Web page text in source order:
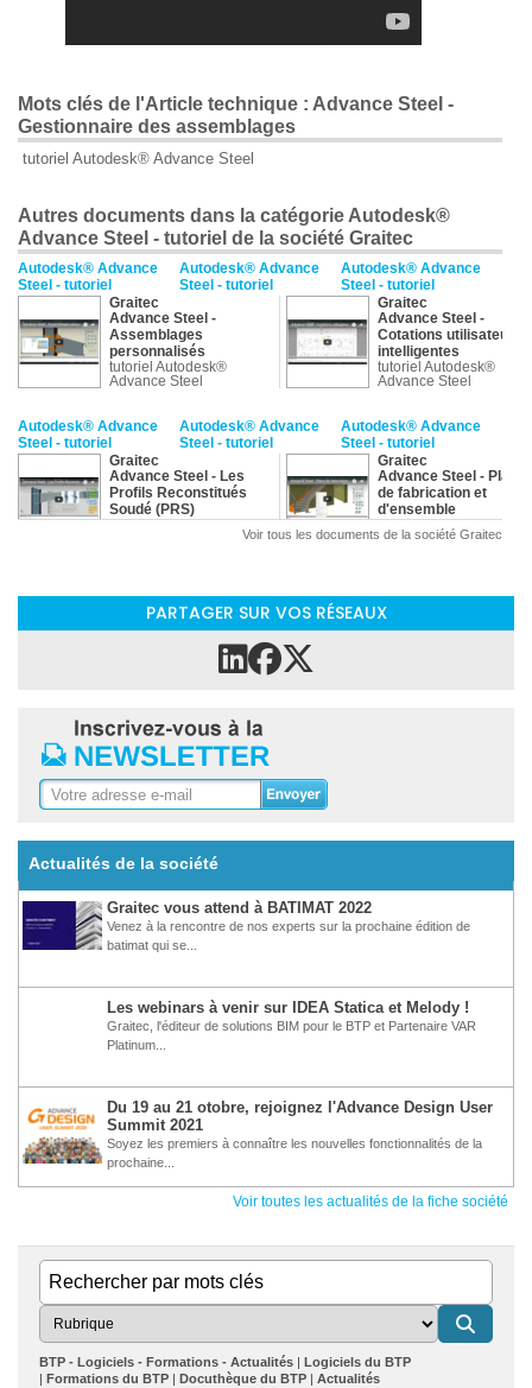
Mots clés de l'Article technique : Advance Steel -
Gestionnaire des assemblages
tutoriel Autodesk® Advance Steel
Autres documents dans la catégorie Autodesk®
Advance Steel - tutoriel de la société Graitec
Autodesk® Advance
Steel - tutoriel
Autodesk® Advance
Steel - tutoriel
Autodesk® Advance
Steel - tutoriel
Graitec
Advance Steel -
Assemblages
personnalisés
tutoriel Autodesk®
Advance Steel
Graitec
Advance Steel -
Cotations utilisateur
intelligentes
tutoriel Autodesk®
Advance Steel
Autodesk® Advance
Steel - tutoriel
Autodesk® Advance
Steel - tutoriel
Autodesk® Advance
Steel - tutoriel
Graitec
Advance Steel - Les
Profils Reconstitués
Soudé (PRS)
tutoriel Autodesk®
Graitec
Advance Steel - Plans
de fabrication et
d'ensemble
tutoriel Autodesk®
Advance Steel
Autodesk® Advance
Steel - tutoriel
Autodesk® Advance
Steel - tutoriel
Autodesk® Advance
Steel - tutoriel
Charpentes métalliques
Autodesk® Advance
Steel - tutoriel
Autodesk® Advance
Steel - tutoriel
Autodesk® Advance
Gestion des formats
papier et échelles dans
les process
tutoriel Autodesk®
Advance Steel
Paramétrage des
repérage automatique
Autodesk® Advance
Steel - tutoriel
Autodesk® Advance
Steel - tutoriel
Graitec
Synchronisation d'un
avec Advance Design
tutoriel Autodesk®
Advance Steel
Graitec
ADVANCE STEEL
tutoriel Autodesk®
Advance Steel
Voir tous les documents de la société Graitec
PARTAGER SUR VOS RÉSEAUX
Actualités de la société
Graitec vous attend à BATIMAT 2022
Venez à la rencontre de nos experts sur la prochaine édition de
batimat qui se...
Les webinars à venir sur IDEA Statica et Melody !
Graitec, l'éditeur de solutions BIM pour le BTP et Partenaire VAR
Platinum...
Du 19 au 21 otobre, rejoignez l'Advance Design User
Summit 2021
Soyez les premiers à connaître les nouvelles fonctionnalités de la
prochaine...
Voir toutes les actualités de la fiche société
BTP - Logiciels - Formations - Actualités
Logiciels du BTP
Formations du BTP
Docuthèque du BTP Actualités